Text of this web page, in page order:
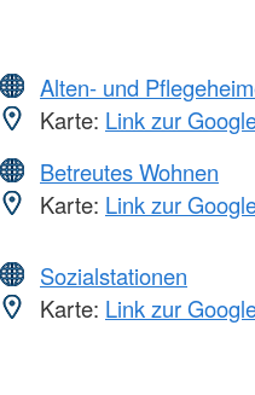
Alten- und
Karte: Link zur
Betreutes Wohnen
Karte: Link zur
Sozialstationen
Karte: Link zur